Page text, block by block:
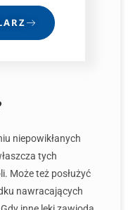
niepowikłanych
tych
Może też posłużyć
nawracających